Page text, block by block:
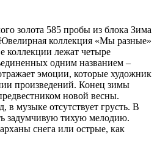
золота 585 пробы из блока Зима
коллекция «Мы разные»
коллекции лежат четыре
одним названием –
эмоции, которые художник
произведений. Конец зимы
новой весны.
в музыке отсутствует грусть. В
задумчивую тихую мелодию.
снега или острые, как